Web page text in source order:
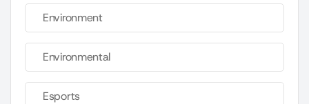
Environment
Environmental
Esports